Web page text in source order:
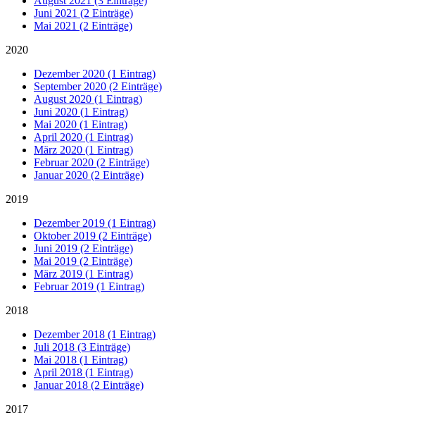
Juni 2021 (2 Einträge)
Mai 2021 (2 Einträge)
2020
Dezember 2020 (1 Eintrag)
September 2020 (2 Einträge)
August 2020 (1 Eintrag)
Juni 2020 (1 Eintrag)
Mai 2020 (1 Eintrag)
April 2020 (1 Eintrag)
März 2020 (1 Eintrag)
Februar 2020 (2 Einträge)
Januar 2020 (2 Einträge)
2019
Dezember 2019 (1 Eintrag)
Oktober 2019 (2 Einträge)
Juni 2019 (2 Einträge)
Mai 2019 (2 Einträge)
März 2019 (1 Eintrag)
Februar 2019 (1 Eintrag)
2018
Dezember 2018 (1 Eintrag)
Juli 2018 (3 Einträge)
Mai 2018 (1 Eintrag)
April 2018 (1 Eintrag)
Januar 2018 (2 Einträge)
2017